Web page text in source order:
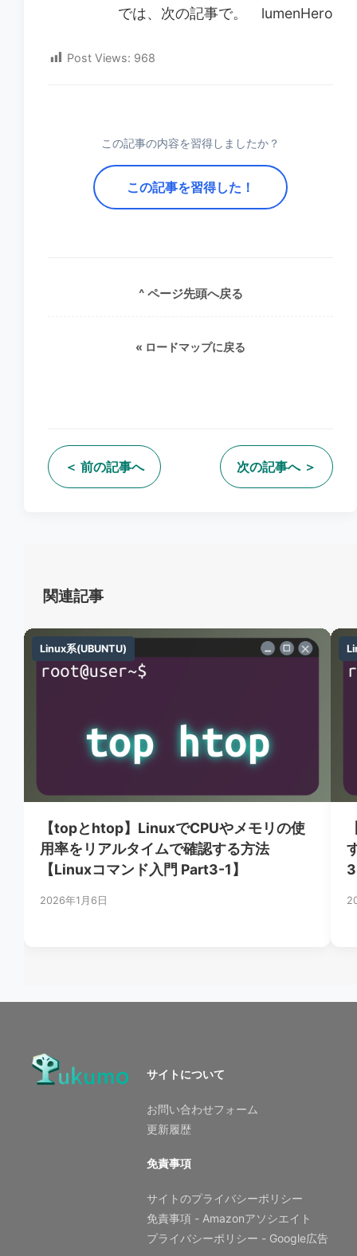
では、次の記事で。 lumenHero
Post Views: 968
この記事の内容を習得しましたか？
この記事を習得した！
« ロードマップに戻る
^ ページ先頭へ戻る
＜ 前の記事へ 次の記事へ ＞
関連記事
Linux系(UBUNTU)
Linux系(UBUNTU)
【topとhtop】LinuxでCPUやメモリの使
用率をリアルタイムで確認する方法
【Linuxコマンド入門 Part3-1】
2026年1月6日
サイトについて
お問い合わせフォーム
更新履歴
免責事項
サイトのプライバシーポリシー
免責事項 - Amazonアソシエイト
プライバシーポリシー - Google広告